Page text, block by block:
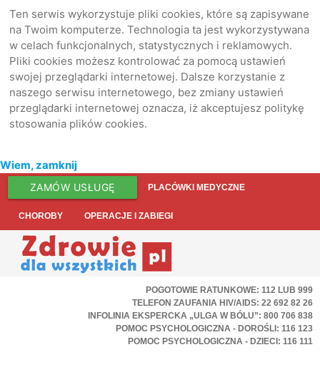
Ten serwis wykorzystuje pliki cookies, które są zapisywane
na Twoim komputerze. Technologia ta jest wykorzystywana
w celach funkcjonalnych, statystycznych i reklamowych.
Pliki cookies możesz kontrolować za pomocą ustawień
swojej przeglądarki internetowej. Dalsze korzystanie z
naszego serwisu internetowego, bez zmiany ustawień
przeglądarki internetowej oznacza, iż akceptujesz politykę
stosowania plików cookies.
Wiem, zamknij
ZAMÓW USŁUGĘ PLACÓWKI MEDYCZNE
CHOROBY OPERACJE I ZABIEGI
POGOTOWIE RATUNKOWE: 112 LUB 999
TELEFON ZAUFANIA HIV/AIDS: 22 692 82 26
INFOLINIA EKSPERCKA „ULGA W BÓLU”: 800 706 838
POMOC PSYCHOLOGICZNA - DOROŚLI: 116 123
POMOC PSYCHOLOGICZNA - DZIECI: 116 111